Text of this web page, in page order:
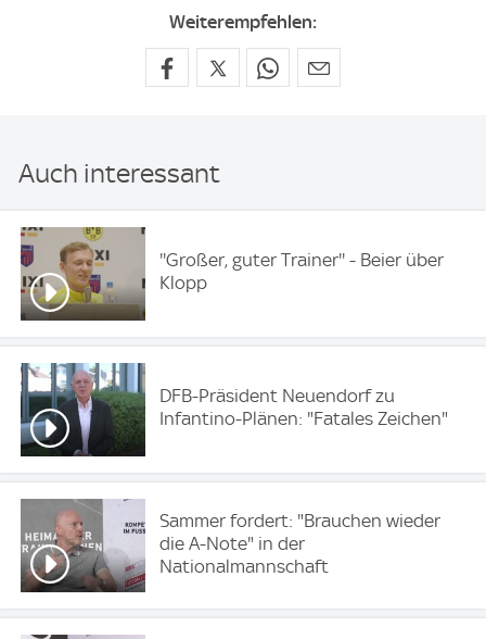
Weiterempfehlen:
Auch interessant
''Großer, guter Trainer'' - Beier über
Klopp
DFB-Präsident Neuendorf zu
Infantino-Plänen: "Fatales Zeichen"
Sammer fordert: "Brauchen wieder
die A-Note" in der
Nationalmannschaft